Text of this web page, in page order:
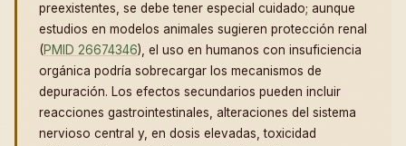
preexistentes, se debe tener especial cuidado; aunque
estudios en modelos animales sugieren protección renal
(PMID 26674346), el uso en humanos con insuficiencia
orgánica podría sobrecargar los mecanismos de
depuración. Los efectos secundarios pueden incluir
reacciones gastrointestinales, alteraciones del sistema
nervioso central y, en dosis elevadas, toxicidad